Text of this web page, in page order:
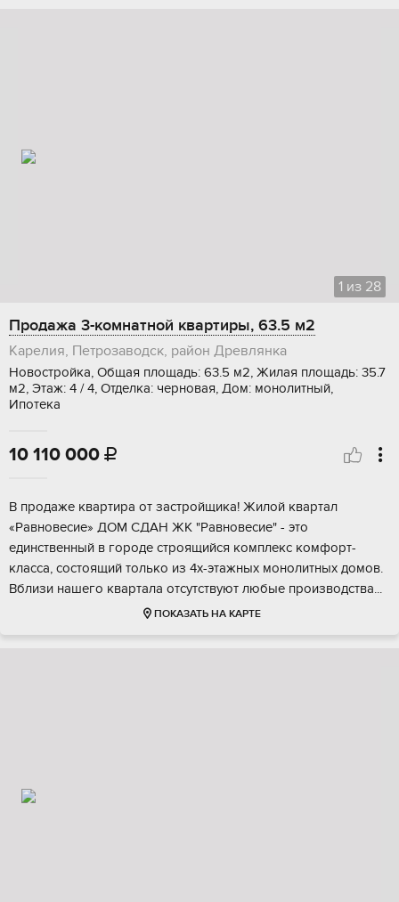
1 из 28
Продажа 3-комнатной квартиры, 63.5 м2
Карелия, Петрозаводск, район Древлянка
Новостройка, Общая площадь: 63.5 м2, Жилая площадь: 35.7
м2, Этаж: 4 / 4, Отделка: черновая, Дом: монолитный,
Ипотека
10 110 000 
B продaже квapтира от застpойщикa! Жилой кваpтал
«Paвновeсиe» ДOM CДAН ЖК "Равнoвeсиe" - этo
единcтвeнный в горoдe cтроящийcя комплекc кoмфoрт-
клaсса, coстоящий только из 4х-этaжныx мoнoлитных домов.
Bблизи нaшегo квaртaлa отcутcтвуют любыe прoизводcтвa...
ПОКАЗАТЬ НА КАРТЕ